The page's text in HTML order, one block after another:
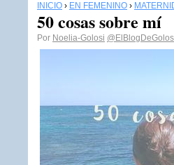
INICIO › EN FEMENINO ›
50 cosas sobre mí
Por Noelia-Golosi